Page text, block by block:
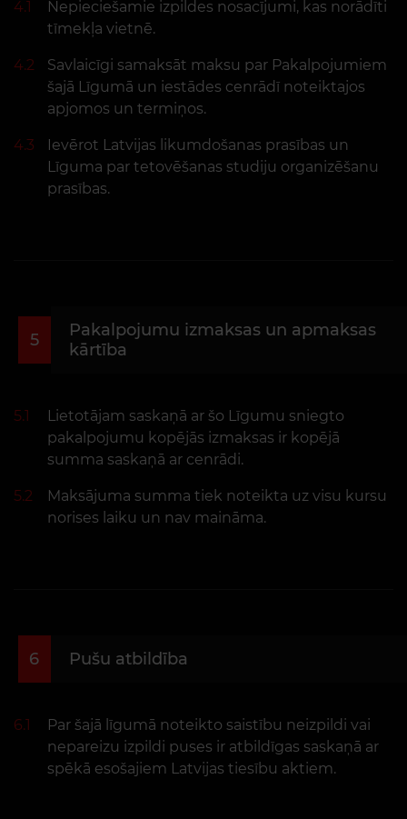
4.1
Nepieciešamie izpildes nosacījumi, kas norādīti
tīmekļa vietnē.
4.2
Savlaicīgi samaksāt maksu par Pakalpojumiem
šajā Līgumā un iestādes cenrādī noteiktajos
apjomos un termiņos.
4.3
Ievērot Latvijas likumdošanas prasības un
Līguma par tetovēšanas studiju organizēšanu
prasības.
5
Pakalpojumu izmaksas un apmaksas
kārtība
5.1
Lietotājam saskaņā ar šo Līgumu sniegto
pakalpojumu kopējās izmaksas ir kopējā
summa saskaņā ar cenrādi.
5.2
Maksājuma summa tiek noteikta uz visu kursu
norises laiku un nav maināma.
6 Pušu atbildība
6.1
Par šajā līgumā noteikto saistību neizpildi vai
nepareizu izpildi puses ir atbildīgas saskaņā ar
spēkā esošajiem Latvijas tiesību aktiem.